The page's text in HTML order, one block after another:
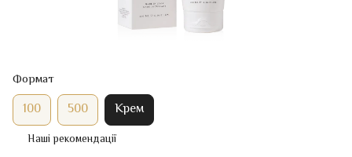
Формат
100 500 Крем
Наші рекомендації